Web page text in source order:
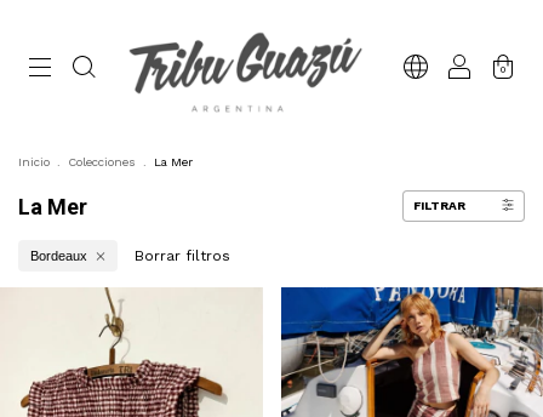
0
Inicio Colecciones La Mer
La Mer FILTRAR
Bordeaux Borrar filtros